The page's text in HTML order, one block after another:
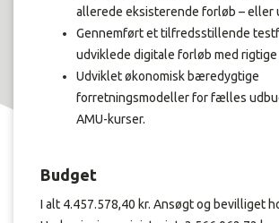
allerede eksisterende forløb – eller
Gennemført et tilfredsstillende
udviklede digitale forløb med
Udviklet økonomisk bæredygtige
forretningsmodeller for fælles
AMU-kurser.
Budget
I alt 4.457.578,40 kr. Ansøgt og bevilliget